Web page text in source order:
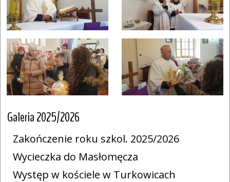
Galeria 2025/2026
Zakończenie roku szkol. 2025/2026
Wycieczka do Masłomęcza
Występ w kościele w Turkowicach